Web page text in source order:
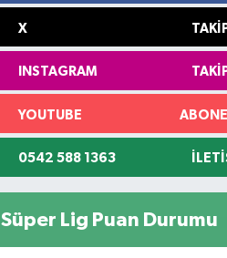
X
INSTAGRAM
YOUTUBE
0542 588 1363
Süper Lig Puan Durumu